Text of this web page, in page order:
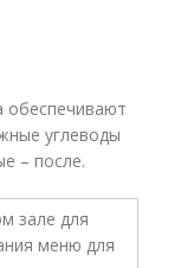
обеспечивают
углеводы
– после.